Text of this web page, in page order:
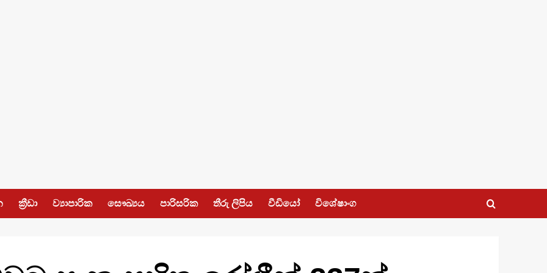
ක්‍රීඩා ව්‍යාපාරික සෞඛ්‍යය පාරිසරික තීරු ලිපිය වීඩියෝ විශේෂාංග